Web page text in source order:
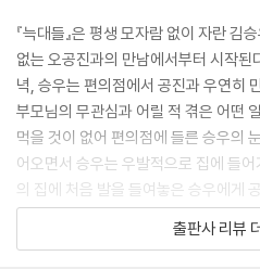
이미 다 알고 왔으니, 빨리 털어놓으라
아이도 아닌 네가 여기에 있는 거냐며
표정을 보고, 천천히 세 사람을 응시하
“……별 이야기 안 했어요. 그냥 걔가
예요.”
“인사”
“네. 저 걔랑 하나도 안 친해요. 그래도
--- p.100
『늑대들』은 평생 모자람 없이 자란 김
없는 오공진과의 만남에서부터 시작된
녁, 승우는 편의점에서 공진과 우연히
부모님의 무관심과 어릴 적 겪은 어떤
먹을 것이 없어 편의점에 들른 승우의
어오면서 승우는 우발적으로 집에 들
의 집에 처음 발을 들여놓은 승우에게
했다. 하지만 혼자보다 둘이 사소한 걸
도 경험해 보지 못한 행복으로 다가왔
출판사 리뷰